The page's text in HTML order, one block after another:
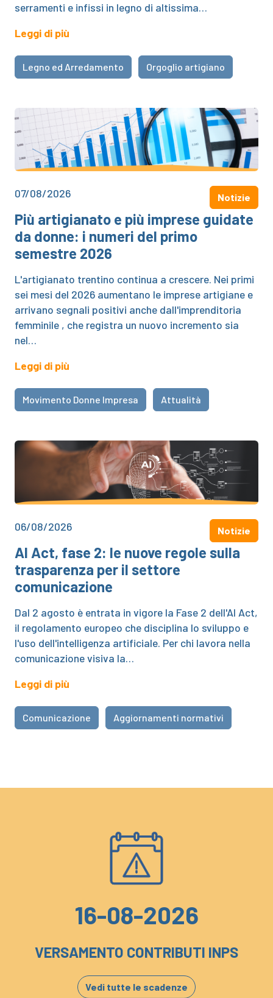
serramenti e infissi in legno di altissima…
Leggi di più
Legno ed Arredamento Orgoglio artigiano
07/08/2026 Notizie
Più artigianato e più imprese guidate
da donne: i numeri del primo
semestre 2026
L'artigianato trentino continua a crescere. Nei primi
sei mesi del 2026 aumentano le imprese artigiane e
arrivano segnali positivi anche dall'imprenditoria
femminile , che registra un nuovo incremento sia
nel…
Leggi di più
Movimento Donne Impresa Attualità
06/08/2026 Notizie
AI Act, fase 2: le nuove regole sulla
trasparenza per il settore
comunicazione
Dal 2 agosto è entrata in vigore la Fase 2 dell'AI Act,
il regolamento europeo che disciplina lo sviluppo e
l'uso dell'intelligenza artificiale. Per chi lavora nella
comunicazione visiva la…
Leggi di più
Comunicazione Aggiornamenti normativi
16-08-2026
VERSAMENTO CONTRIBUTI INPS
Vedi tutte le scadenze